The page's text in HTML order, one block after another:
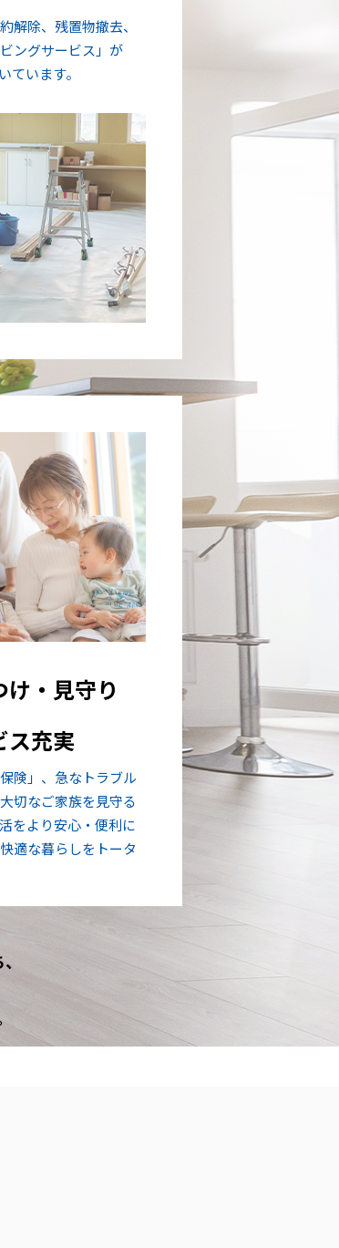
解除、残置物撤去、
ングサービス」が
ています。
・見守り
ス充実
険」、急なトラブル
切なご家族を見守る
をより安心・便利に
適な暮らしをトータ